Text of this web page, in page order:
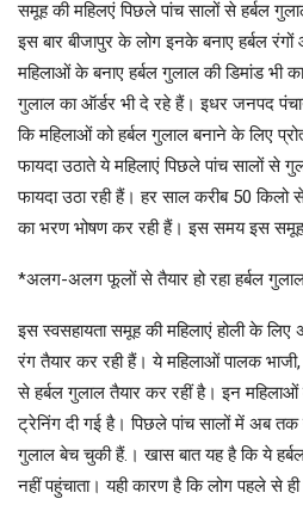
समूह की महिलएं पिछले पांच सालों से हर्बल
इस बार बीजापुर के लोग इनके बनाए हर्बल
महिलाओं के बनाए हर्बल गुलाल की डिमांड भी
गुलाल का ऑर्डर भी दे रहे हैं। इधर जनपद
कि महिलाओं को हर्बल गुलाल बनाने के लिए
फायदा उठाते ये महिलाएं पिछले पांच सालों से
फायदा उठा रही हैं। हर साल करीब 50 किलो
का भरण भोषण कर रही हैं। इस समय इस समूह
*अलग-अलग फूलों से तैयार हो रहा हर्बल
इस स्वसहायता समूह की महिलाएं होली के
रंग तैयार कर रही हैं। ये महिलाओं पालक
से हर्बल गुलाल तैयार कर रहीं है। इन
ट्रेनिंग दी गई है। पिछले पांच सालों में अब तक
गुलाल बेच चुकी हैं.। खास बात यह है कि ये
नहीं पहुंचाता। यही कारण है कि लोग पहले से